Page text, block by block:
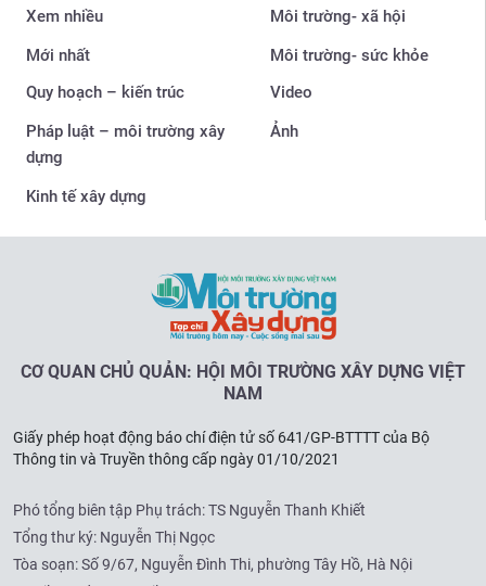
Xem nhiều
Mới nhất
Môi trường- xã hội
Môi trường- sức khỏe
Quy hoạch – kiến trúc
Pháp luật – môi trường xây
dựng
Kinh tế xây dựng
Video
Ảnh
CƠ QUAN CHỦ QUẢN: HỘI MÔI TRƯỜNG XÂY DỰNG VIỆT
NAM
Giấy phép hoạt động báo chí điện tử số 641/GP-BTTTT của Bộ
Thông tin và Truyền thông cấp ngày 01/10/2021
Phó tổng biên tập Phụ trách: TS Nguyễn Thanh Khiết
Tổng thư ký: Nguyễn Thị Ngọc
Tòa soạn:Số 9/67, Nguyễn Đình Thi, phường Tây Hồ, Hà Nội